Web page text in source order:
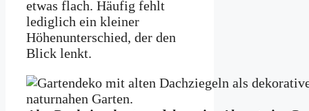
etwas flach. Häufig fehlt
lediglich ein kleiner
Höhenunterschied, der den
Blick lenkt.